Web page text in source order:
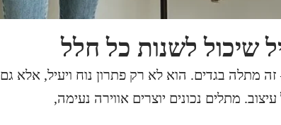
שיכול לשנות כל חלל
מתלה בגדים. הוא לא רק פתרון נוח ויעיל, אלא גם
מתלים נכונים יוצרים אווירה נעימה,